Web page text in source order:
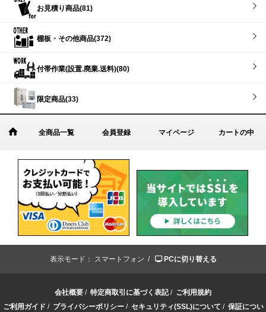
お見積り商品(81)
棚板・その他商品(372)
付帯作業(設置.廃棄.送料)(80)
限定商品(33)
全商品一覧 会員登録 マイページ カートの中
表示モード： スマートフォン / PCに切り替える
会社概要 / 特定商取引に基づく表記/ ご利用規約
ご利用ガイド / プライバシーポリシー/ セキュリティ(SSL)について / 保証につい